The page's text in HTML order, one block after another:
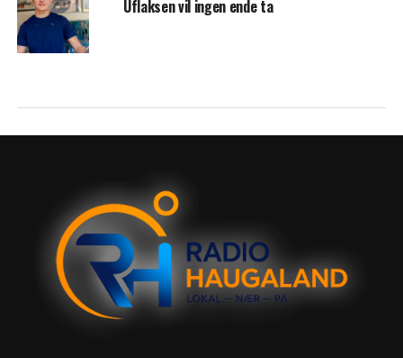
Uflaksen vil ingen ende ta